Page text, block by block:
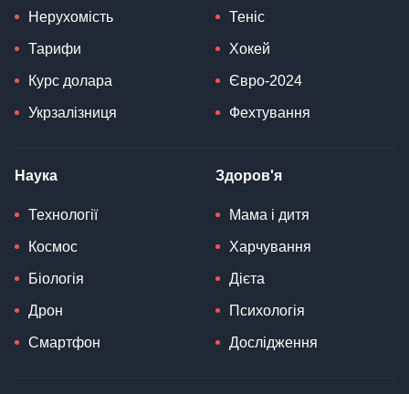
Нерухомість
Тарифи
Курс долара
Укрзалізниця
Теніс
Хокей
Євро-2024
Фехтування
Наука
Технології
Космос
Біологія
Дрон
Смартфон
Здоров'я
Мама і дитя
Харчування
Дієта
Психологія
Дослідження